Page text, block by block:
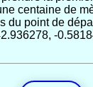
centaine de
du point de
-